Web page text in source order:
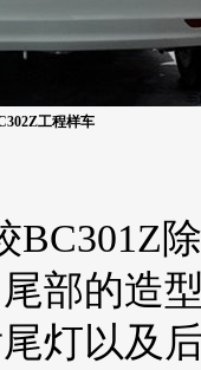
工程样车
BC301Z
部的造
灯以及